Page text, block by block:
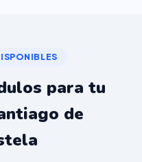
para tu
de